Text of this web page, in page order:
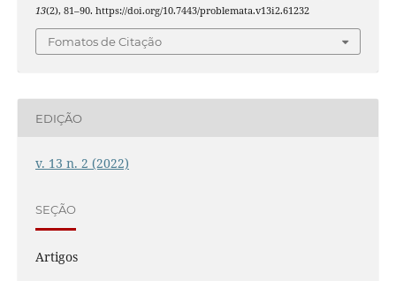
13(2), 81–90. https://doi.org/10.7443/problemata.v13i2.61232
Fomatos de Citação
EDIÇÃO
v. 13 n. 2 (2022)
SEÇÃO
Artigos